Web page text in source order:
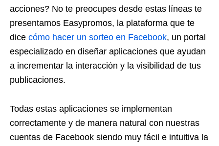
acciones? No te preocupes desde estas líneas te
presentamos Easypromos, la plataforma que te
dice cómo hacer un sorteo en Facebook, un portal
especializado en diseñar aplicaciones que ayudan
a incrementar la interacción y la visibilidad de tus
publicaciones.
Todas estas aplicaciones se implementan
correctamente y de manera natural con nuestras
cuentas de Facebook siendo muy fácil e intuitiva la